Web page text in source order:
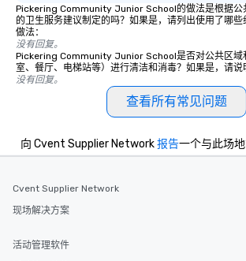
Pickering Community Junior School的做法是根据公
的卫生服务建议制定的吗？如果是，请列出使用了哪
做法：
没有回复。
Pickering Community Junior School是否对公共区域
室、餐厅、电梯站等）进行清洁和消毒？如果是，请说
没有回复。
查看所有常见问题
向 Cvent Supplier Network报告一个与此场地
Cvent Supplier Network
现场解决方案
活动管理软件